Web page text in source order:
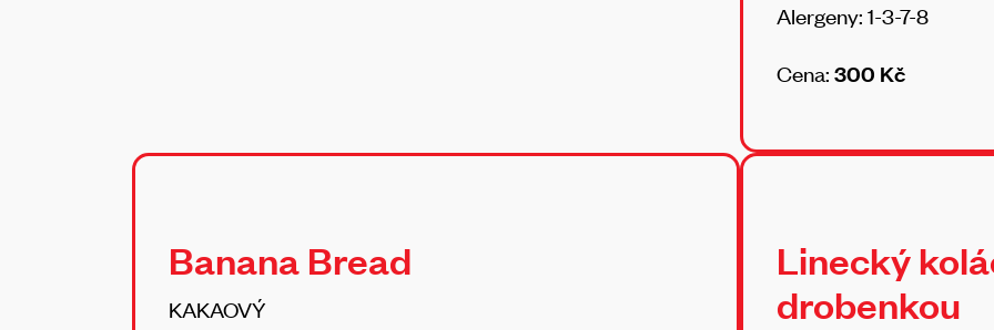
Alergeny: 1-3-7-8
Cena:300 Kč
Banana Bread
KAKAOVÝ
Linecký
drobenkou